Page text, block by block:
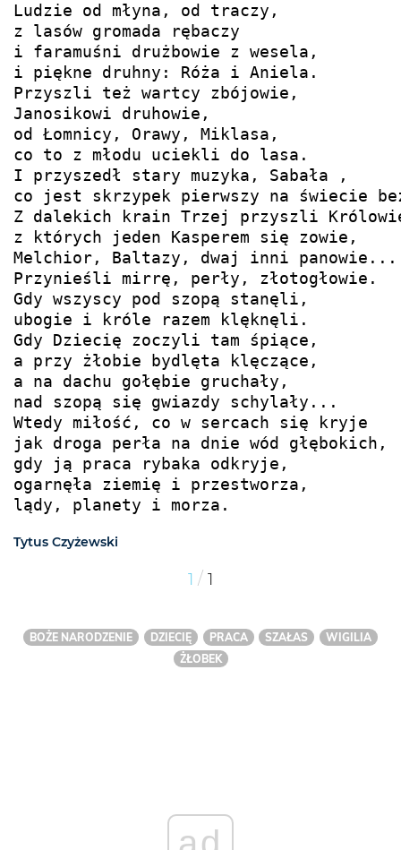
Ludzie od młyna, od traczy,
z lasów gromada rębaczy
i faramuśni drużbowie z wesela,
i piękne druhny: Róża i Aniela.
Przyszli też wartcy zbójowie,
Janosikowi druhowie,
od Łomnicy, Orawy, Miklasa,
co to z młodu uciekli do lasa.
I przyszedł stary muzyka, Sabała ,
co jest skrzypek pierwszy na świecie
Z dalekich krain Trzej przyszli
z których jeden Kasperem się zowie,
Melchior, Baltazy, dwaj inni panowie...
Przynieśli mirrę, perły, złotogłowie.
Gdy wszyscy pod szopą stanęli,
ubogie i króle razem klęknęli.
Gdy Dziecię zoczyli tam śpiące,
a przy żłobie bydlęta klęczące,
a na dachu gołębie gruchały,
nad szopą się gwiazdy schylały...
Wtedy miłość, co w sercach się kryje
jak droga perła na dnie wód głębokich,
gdy ją praca rybaka odkryje,
ogarnęła ziemię i przestworza,
lądy, planety i morza.
Tytus Czyżewski
1 / 1
BOŻE NARODZENIE DZIECIĘ PRACA SZAŁAS
WIGILIA
ŻŁOBEK